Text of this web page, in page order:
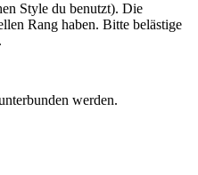
Style du benutzt). Die
Rang haben. Bitte belästige
werden.